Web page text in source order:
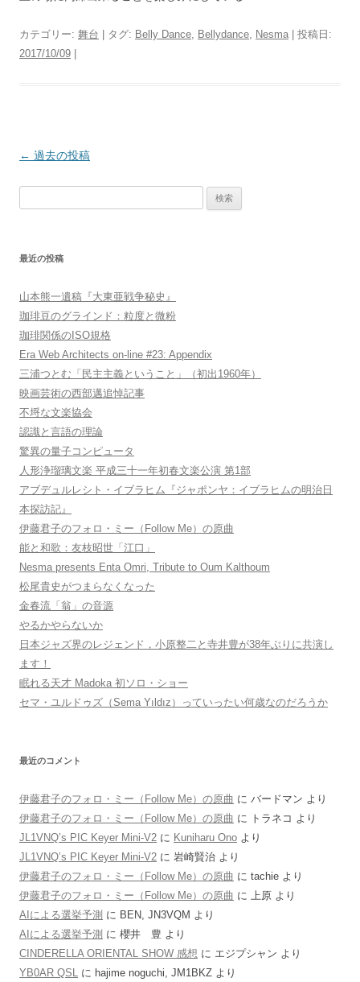
カテゴリー: 舞台 | タグ: Belly Dance Bellydance Nesma | 投稿日:
2017/10/09 |
投
シ
ョ
ン
← 過去の投稿
索:
最近の投稿
山本熊一遺稿『大東亜戦争秘史』
珈琲豆のグラインド：粒度と微粉
珈琲関係のISO規格
Era Web Architects on-line #23: Appendix
三浦つとむ「民主主義ということ」（初出1960年）
映画芸術の西部邁追悼記事
不埒な文楽協会
認識と言語の理論
驚異の量子コンピュータ
人形浄瑠璃文楽 平成三十一年初春文楽公演 第1部
アブデュルレシト・イブラヒム『ジャポンヤ：イブラヒムの明治日
本探訪記』
伊藤君子のフォロ・ミー（Follow Me）の原曲
能と和歌：友枝昭世「江口」
Nesma presents Enta Omri, Tribute to Oum Kalthoum
松尾貴史がつまらなくなった
金春流「翁」の音源
やるかやらないか
日本ジャズ界のレジェンド，小原整二と寺井豊が38年ぶりに共演し
ます！
眠れる天才 Madoka 初ソロ・ショー
セマ・ユルドゥズ（Sema Yıldız）っていったい何歳なのだろうか
最近のコメント
伊藤君子のフォロ・ミー（Follow Me）の原曲 に バードマン より
伊藤君子のフォロ・ミー（Follow Me）の原曲 に トラネコ より
JL1VNQ’s PIC Keyer Mini-V2 に Kuniharu Ono より
JL1VNQ’s PIC Keyer Mini-V2 に 岩崎賢治 より
伊藤君子のフォロ・ミー（Follow Me）の原曲 に tachie より
伊藤君子のフォロ・ミー（Follow Me）の原曲 に 上原 より
AIによる選挙予測 に BEN, JN3VQM より
AIによる選挙予測 に 櫻井 豊 より
CINDERELLA ORIENTAL SHOW 感想 に エジプシャン より
YB0AR QSL に hajime noguchi, JM1BKZ より